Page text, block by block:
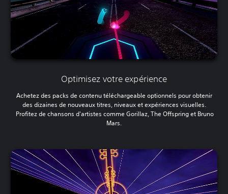
Optimisez votre expérience
Achetez des packs de contenu téléchargeable optionnels pour obtenir
des dizaines de nouveaux titres, niveaux et expériences visuelles.
Profitez de chansons d'artistes comme Gorillaz, The Offspring et Bruno
Mars.